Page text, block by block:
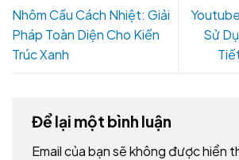
Nhôm Cầu Cách Nhiệt: Giải
Pháp Toàn Diện Cho Kiến
Trúc Xanh
Sử
Để lại một bình luận
Email của bạn sẽ không được hiển